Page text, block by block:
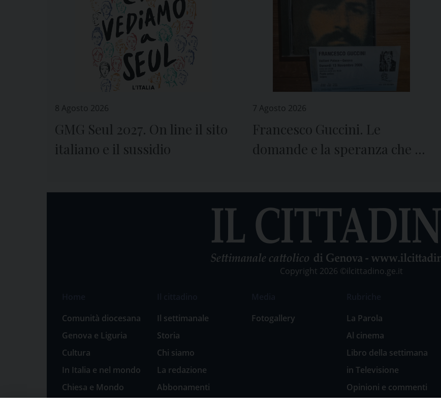
8 Agosto 2026
GMG Seul 2027. On line il sito
italiano e il sussidio
7 Agosto 2026
Francesco Guccini. Le
domande e la speranza che ci
Copyright 2026 ©ilcittadino.ge.it
Comunità diocesana
Genova e Liguria
Cultura
In Italia e nel mondo
Chiesa e Mondo
Il settimanale
Storia
Chi siamo
La redazione
Abbonamenti
Fotogallery
La Parola
Al cinema
Libro della settimana
in Televisione
Opinioni e commenti